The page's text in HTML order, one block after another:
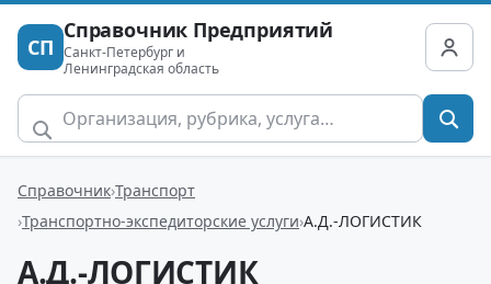
СП
Справочник Предприятий
Санкт-Петербург и
Ленинградская область
Справочник Транспорт
Транспортно-экспедиторские услуги А.Д.-ЛОГИСТИК
А.Д.-ЛОГИСТИК